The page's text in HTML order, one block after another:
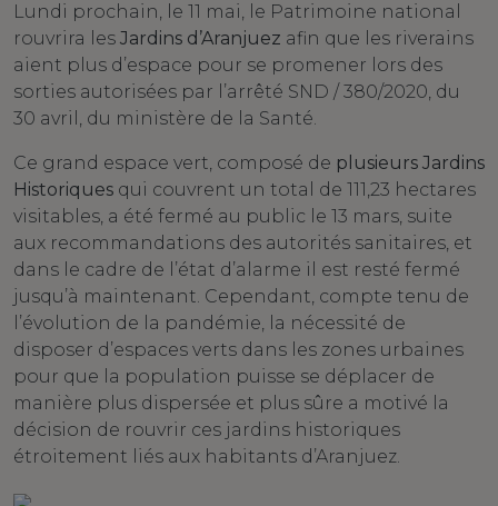
Lundi prochain, le 11 mai, le Patrimoine national
rouvrira les Jardins d’Aranjuez afin que les riverains
aient plus d’espace pour se promener lors des
sorties autorisées par l’arrêté SND / 380/2020, du
30 avril, du ministère de la Santé.
Ce grand espace vert, composé de plusieurs Jardins
Historiques qui couvrent un total de 111,23 hectares
visitables, a été fermé au public le 13 mars, suite
aux recommandations des autorités sanitaires, et
dans le cadre de l’état d’alarme il est resté fermé
jusqu’à maintenant. Cependant, compte tenu de
l’évolution de la pandémie, la nécessité de
disposer d’espaces verts dans les zones urbaines
pour que la population puisse se déplacer de
manière plus dispersée et plus sûre a motivé la
décision de rouvrir ces jardins historiques
étroitement liés aux habitants d’Aranjuez.